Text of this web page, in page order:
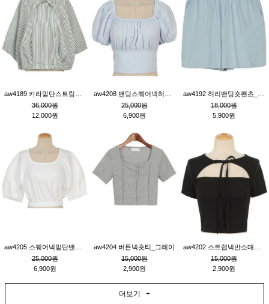
36,000원
12,000원
25,000원
6,900원
18,000원
5,900원
25,000원
6,900원
aw4204 버튼넥숏티_그레이
15,000원
2,900원
15,000원
2,900원
더보기 +